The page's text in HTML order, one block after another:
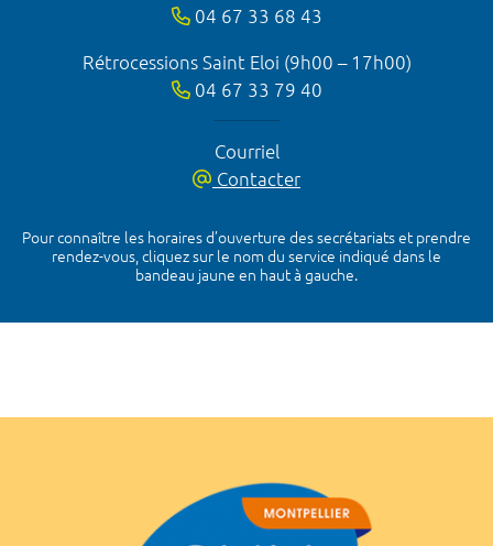
04 67 33 68 43
Rétrocessions Saint Eloi (9h00 – 17h00)
04 67 33 79 40
Courriel
Contacter
Pour connaître les horaires d’ouverture des secrétariats et prendre
rendez-vous, cliquez sur le nom du service indiqué dans le
bandeau jaune en haut à gauche.